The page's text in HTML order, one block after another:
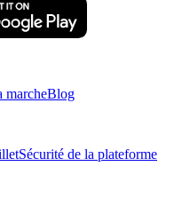
marcheBlog
Sécurité de la plateforme